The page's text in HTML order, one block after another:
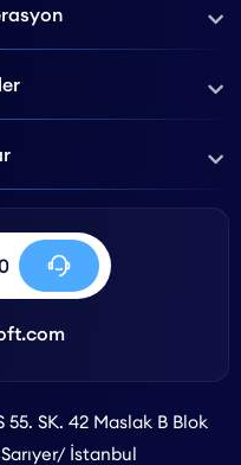
55. SK. 42 Maslak B Blok
İstanbul